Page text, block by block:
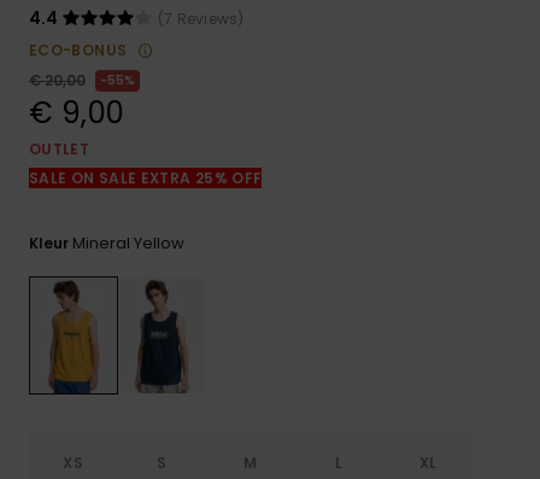
vragen en ons
contactformulier.
4.4
(7 Reviews)
ECO-BONUS
€ 20,00
55%
€ 9,00
OUTLET
SALE ON SALE EXTRA 25% OFF
Kleur Mineral Yellow
XS S M L XL